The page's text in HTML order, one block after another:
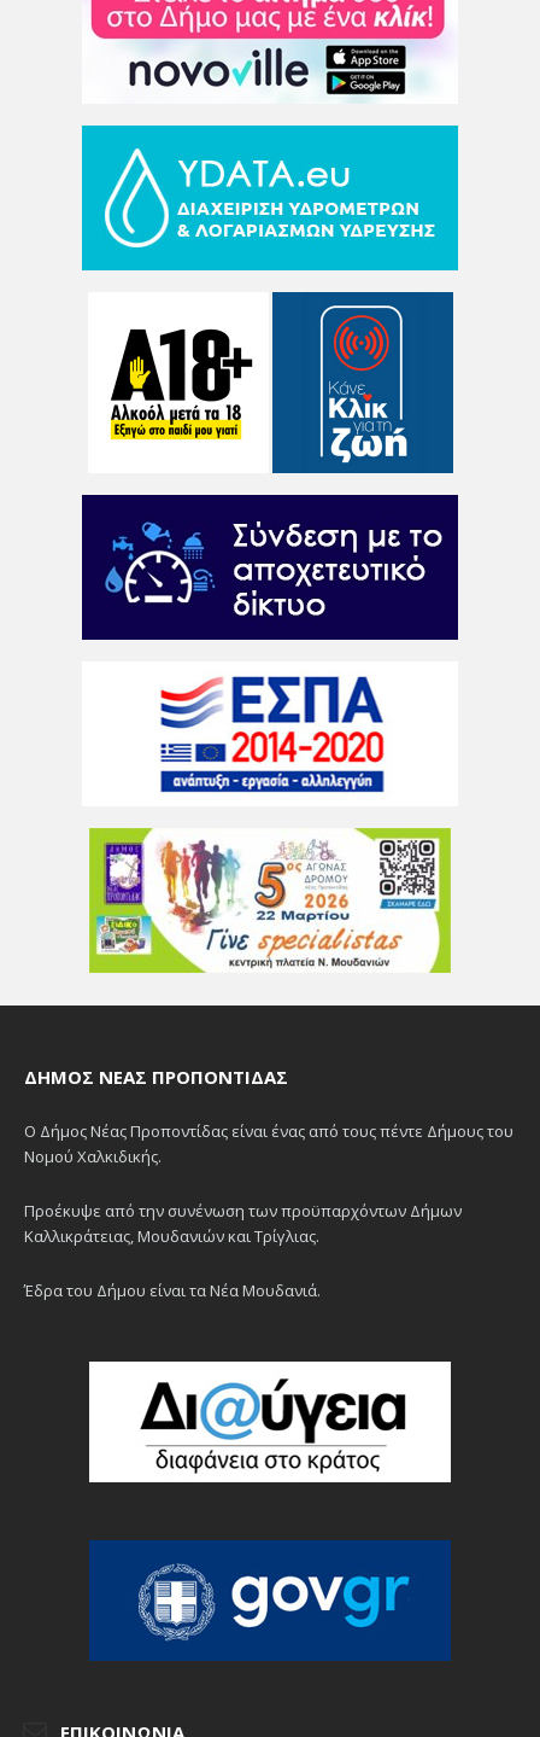
ΔΉΜΟΣ ΝΈΑΣ ΠΡΟΠΟΝΤΊΔΑΣ
Ο Δήμος Νέας Προποντίδας είναι ένας από τους πέντε Δήμους του
Νομού Χαλκιδικής.
Προέκυψε από την συνένωση των προϋπαρχόντων Δήμων
Καλλικράτειας, Μουδανιών και Τρίγλιας.
Έδρα του Δήμου είναι τα Νέα Μουδανιά.